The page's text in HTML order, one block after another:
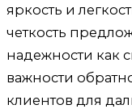
яркость и
четкость
надежности как
важности
клиентов для